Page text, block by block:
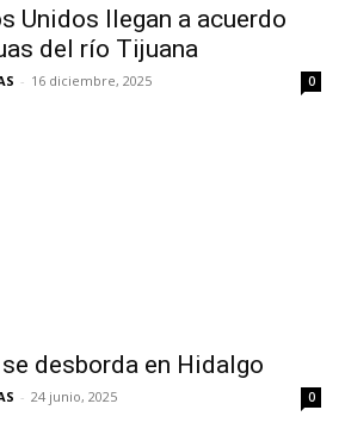
Unidos llegan a acuerdo
del río Tijuana
- 16 diciembre, 2025 0
desborda en Hidalgo
- 24 junio, 2025 0